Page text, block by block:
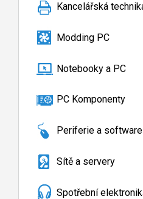
Kancelářská
Modding PC
Notebooky a PC
PC Komponenty
Periferie a software
Sítě a servery
Spotřební